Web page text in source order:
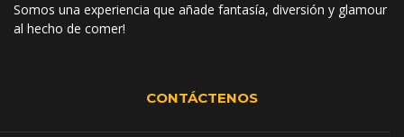
Somos una experiencia que añade fantasía, diversión y glamour
al hecho de comer!
CONTÁCTENOS